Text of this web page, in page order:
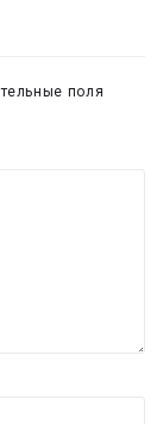
поля